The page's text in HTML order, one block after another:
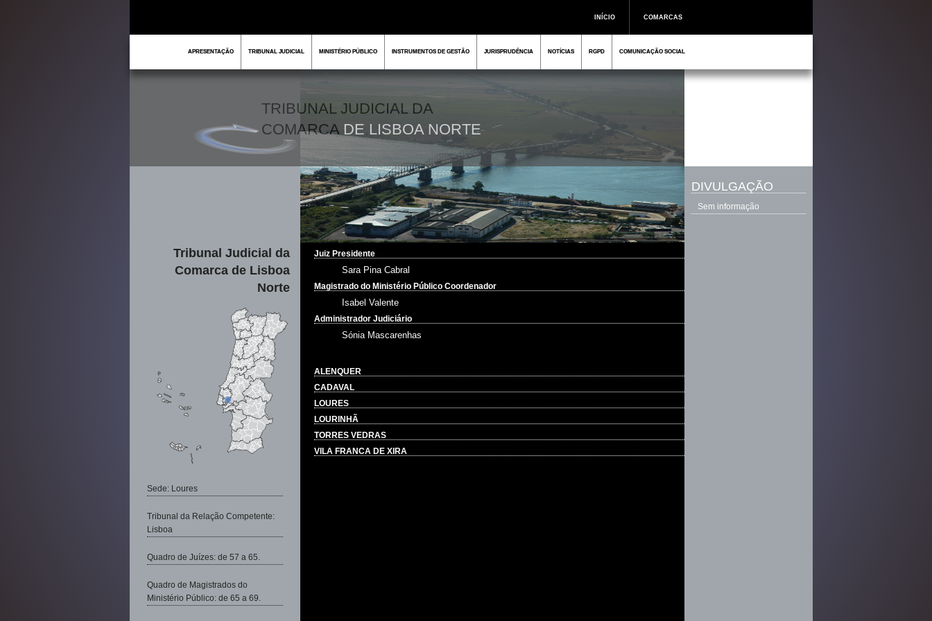
INÍCIO COMARCAS
APRESENTAÇÃO TRIBUNAL JUDICIAL MINISTÉRIO PÚBLICO INSTRUMENTOS DE GESTÃO JURISPRUDÊNCIA NOTÍCIAS RGPD COMUNICAÇÃO SOCIAL
TRIBUNAL JUDICIAL DA
COMARCADE LISBOA NORTE
Tribunal Judicial da
Comarca de Lisboa
Norte
Sede: Loures
Tribunal da Relação Competente:
Lisboa
Quadro de Juízes: de 57 a 65.
Quadro de Magistrados do
Ministério Público: de 65 a 69.
Juiz Presidente
Sara Pina Cabral
Magistrado do Ministério Público Coordenador
Isabel Valente
Administrador Judiciário
Sónia Mascarenhas
ALENQUER
CADAVAL
LOURES
LOURINHÃ
TORRES VEDRAS
VILA FRANCA DE XIRA
DIVULGAÇÃO
Sem informação